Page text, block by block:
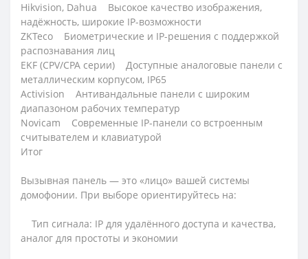
Hikvision, Dahua Высокое качество изображения,
надёжность, широкие IP-возможности
ZKTeco Биометрические и IP-решения с поддержкой
распознавания лиц
EKF (CPV/CPA серии) Доступные аналоговые панели с
металлическим корпусом, IP65
Activision Антивандальные панели с широким
диапазоном рабочих температур
Novicam Современные IP-панели со встроенным
считывателем и клавиатурой
Итог
Вызывная панель — это «лицо» вашей системы
домофонии. При выборе ориентируйтесь на:
Тип сигнала: IP для удалённого доступа и качества,
аналог для простоты и экономии